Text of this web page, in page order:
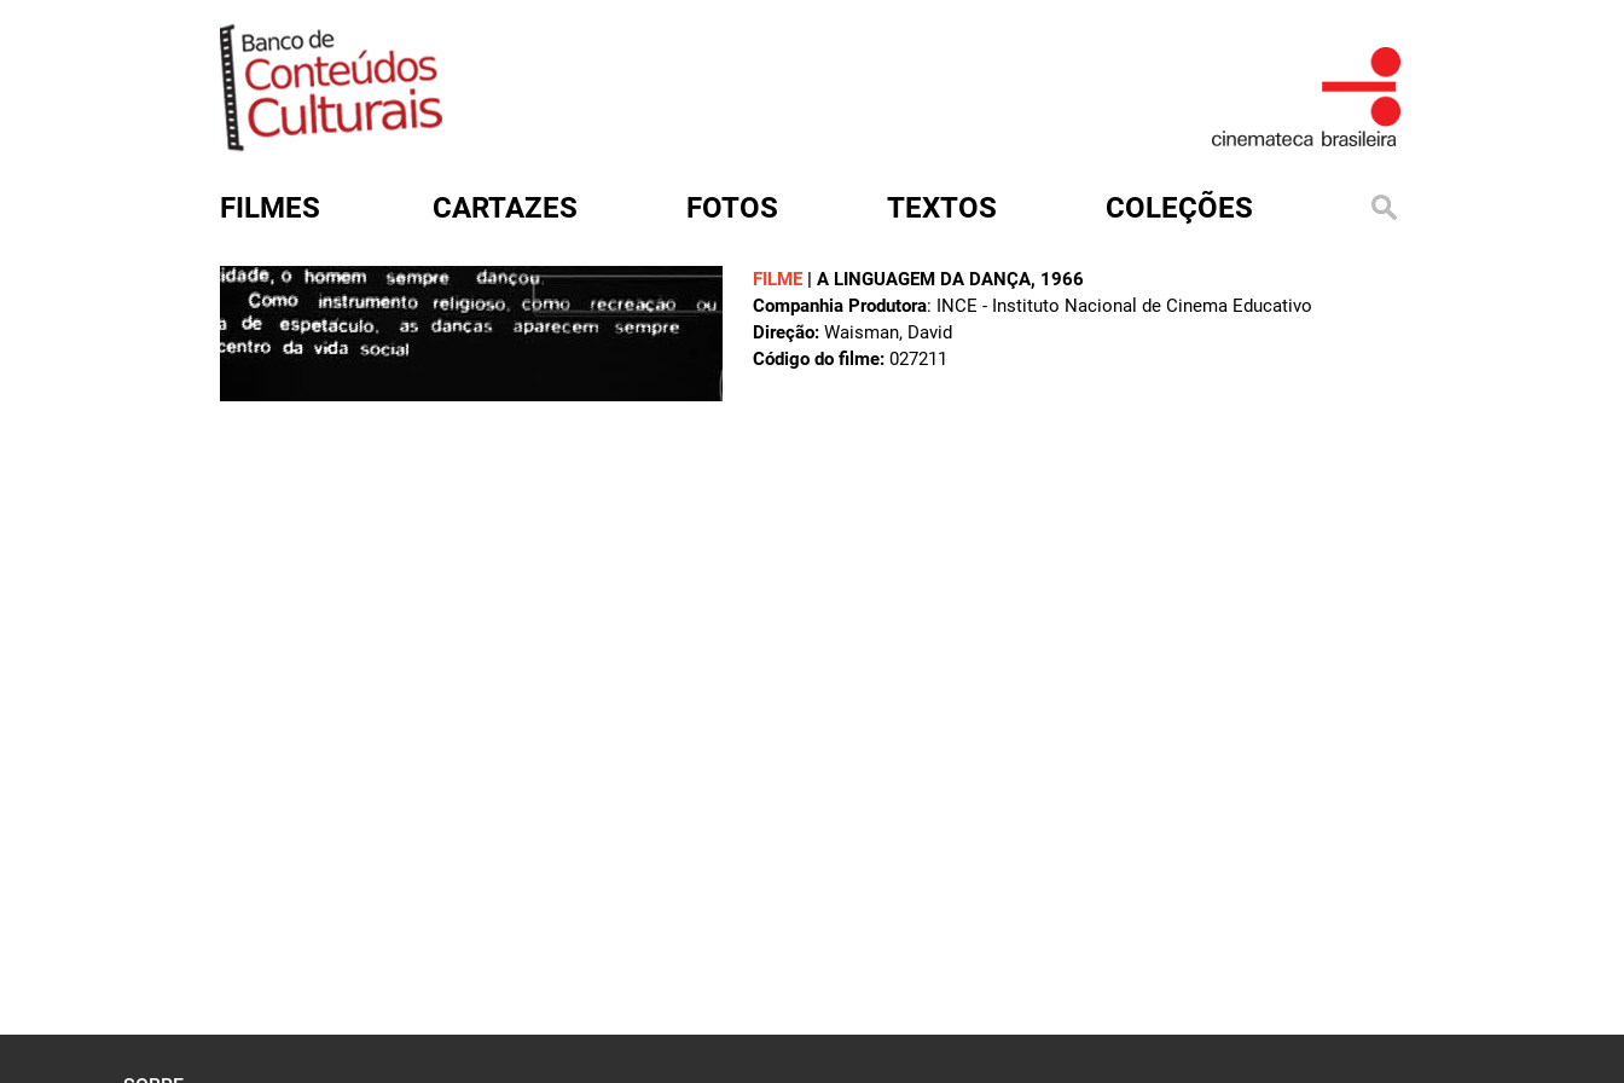
FILMES CARTAZES FOTOS TEXTOS COLEÇÕES
FILME | A LINGUAGEM DA DANÇA, 1966
Companhia Produtora: INCE - Instituto Nacional de Cinema Educativo
Direção: Waisman, David
Código do filme: 027211
FORMULÁRIO DE BUSCA